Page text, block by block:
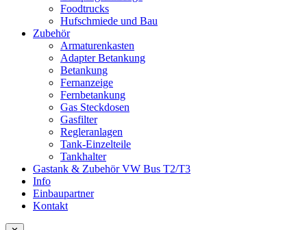
Foodtrucks
Hufschmiede und Bau
Zubehör
Armaturenkasten
Adapter Betankung
Betankung
Fernanzeige
Fernbetankung
Gas Steckdosen
Gasfilter
Regleranlagen
Tank-Einzelteile
Tankhalter
Gastank & Zubehör VW Bus T2/T3
Info
Einbaupartner
Kontakt